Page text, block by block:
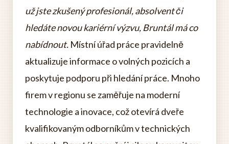
už jste zkušený profesionál, absolvent či
hledáte novou kariérní výzvu, Bruntál má co
nabídnout. Místní úřad práce pravidelně
aktualizuje informace o volných pozicích a
poskytuje podporu při hledání práce. Mnoho
firem v regionu se zaměřuje na moderní
technologie a inovace, což otevírá dveře
kvalifikovaným odborníkům v technických